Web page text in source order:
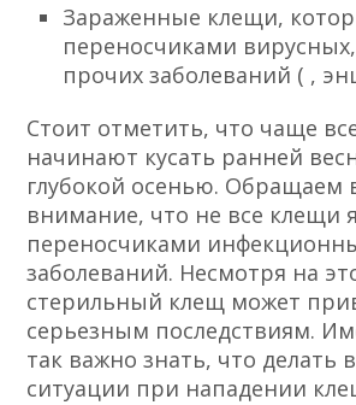
Зараженные клещи,
переносчиками
прочих заболеваний ( ,
Стоит отметить, что чаще
начинают кусать ранней
глубокой осенью. Обращаем
внимание, что не все клещи
переносчиками
заболеваний. Несмотря на
стерильный клещ может
серьезным последствиям.
так важно знать, что делать
ситуации при нападении